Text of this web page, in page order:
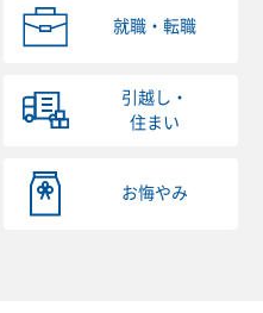
就職・転職
引越し・
住まい
お悔やみ